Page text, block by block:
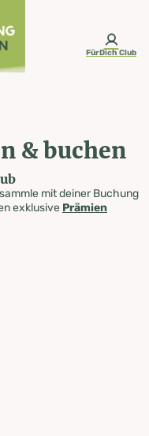
FürDich Club
& buchen
mit deiner Buchung
exklusive Prämien